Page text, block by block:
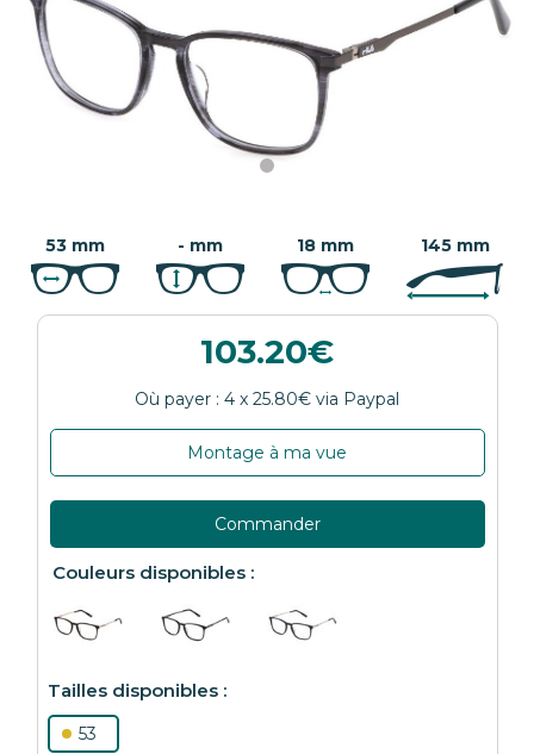
53 mm - mm 18 mm 145 mm
103.20
Montage à ma vue
Commander
53